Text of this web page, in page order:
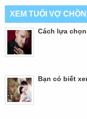
XEM TUỔI VỢ
Cách lựa
Bạn có biết